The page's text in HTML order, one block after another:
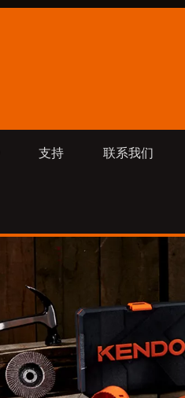
支持 联系我们